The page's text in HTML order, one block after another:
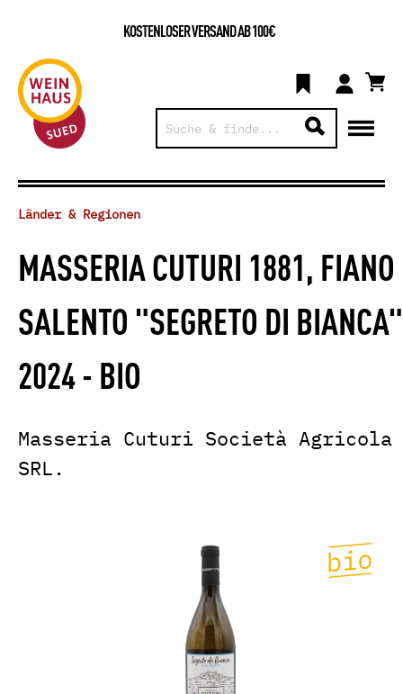
KOSTENLOSER VERSAND AB 100€
Länder & Regionen
MASSERIA CUTURI 1881, FIANO
SALENTO "SEGRETO DI BIANCA"
2024 - BIO
Masseria Cuturi Società Agricola
SRL.